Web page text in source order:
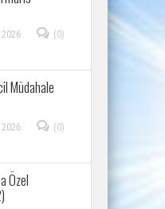
2026
(0)
Müdahale
2026
(0)
Özel